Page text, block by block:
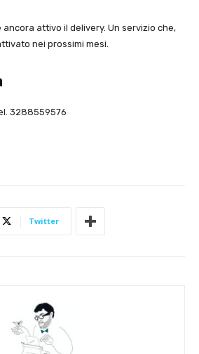
ancora attivo il delivery. Un servizio che,
nei prossimi mesi.
3288559576
Twitter